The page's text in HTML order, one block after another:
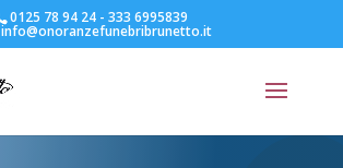
0125 78 94 24 - 333 6995839
info@onoranzefunebribrunetto.it